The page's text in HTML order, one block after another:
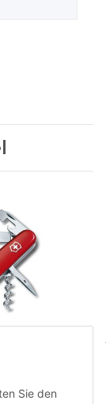
Sie den